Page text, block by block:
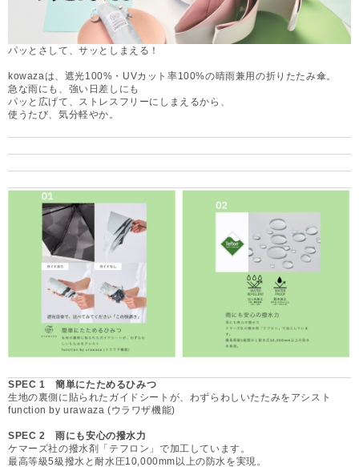
パッとさして、サッとしまえる！
kowazaは、遮光100%・UVカット率100%の晴雨兼用の折りたたみ傘。
急な雨にも、強い日差しにも
パッと広げて、ストレスフリーにしまえるから、
使うたび、気分軽やか。
SPEC 1 簡単にたためるひみつ
生地の裏側に貼られたガイドシートが、わずらわしいたたみをアシスト
function by urawaza (ウラワザ機能)
SPEC 2 雨にも安心の撥水力
ケマーズ社の撥水剤「テフロン」で加工しています。
最高等級5級撥水と耐水圧10,000mm以上の防水を実現。